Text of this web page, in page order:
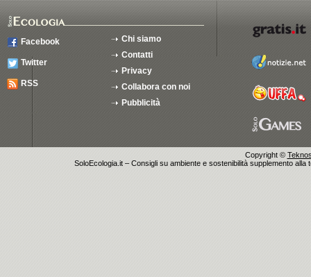
Facebook
Twitter
RSS
Chi siamo
Contatti
Privacy
Collabora con noi
Pubblicità
Copyright ©
SoloEcologia.it – Consigli su ambiente e sostenibilità supplemento